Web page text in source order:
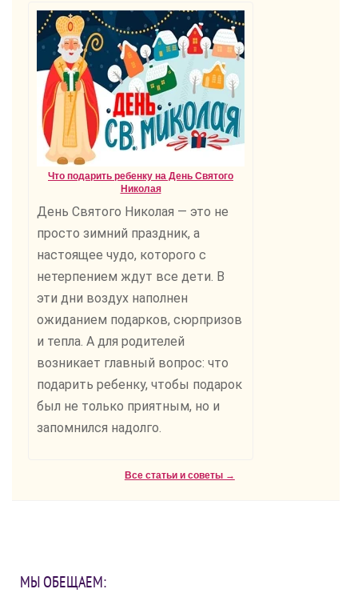
Что подарить ребенку на День Святого
Николая
День Святого Николая — это не
просто зимний праздник, а
настоящее чудо, которого с
нетерпением ждут все дети. В
эти дни воздух наполнен
ожиданием подарков, сюрпризов
и тепла. А для родителей
возникает главный вопрос: что
подарить ребенку, чтобы подарок
был не только приятным, но и
запомнился надолго.
Все статьи и советы →
МЫ ОБЕЩАЕМ: